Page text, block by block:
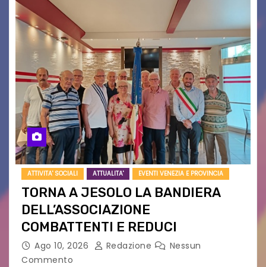
ATTIVITA' SOCIALI ATTUALITA' EVENTI VENEZIA E PROVINCIA
TORNA A JESOLO LA BANDIERA
DELL’ASSOCIAZIONE
COMBATTENTI E REDUCI
Ago 10, 2026 Redazione
Nessun
Commento